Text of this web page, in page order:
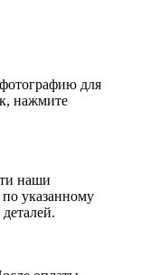
для
нажмите
наши
указанному